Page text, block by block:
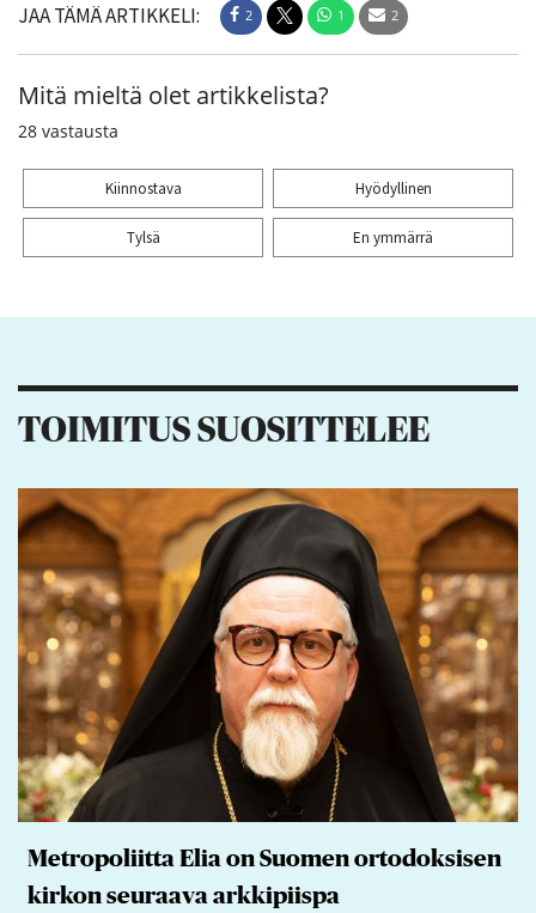
JAA TÄMÄ ARTIKKELI: 2 1 2
Mitä mieltä olet artikkelista?
28 vastausta
Kiinnostava Hyödyllinen
Tylsä En ymmärrä
TOIMITUS SUOSITTELEE
Metropoliitta Elia on Suomen ortodoksisen
kirkon seuraava arkkipiispa